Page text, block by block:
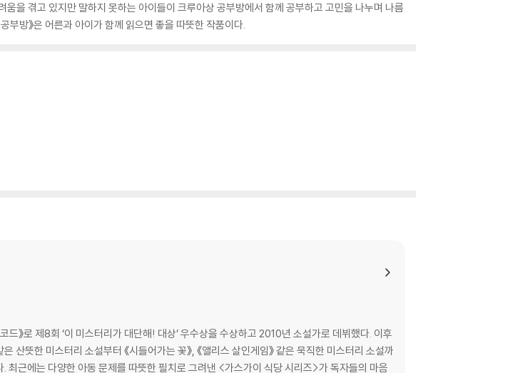
을 겪고 있지만 말하지 못하는 아이들이 크루아상 공부방에서 함께 공부하고 고민을 나누며 나름
부방》은 어른과 아이가 함께 읽으면 좋을 따뜻한 작품이다.
》로 제8회 ‘이 미스터리가 대단해! 대상’ 우수상을 수상하고 2010년 소설가로 데뷔했다. 이후
산뜻한 미스터리 소설부터 《시들어가는 꽃》, 《앨리스 살인게임》 같은 묵직한 미스터리 소설까
최근에는 다양한 아동 문제를 따뜻한 필치로 그려낸 <가스가이 식당 시리즈>가 독자들의 마음